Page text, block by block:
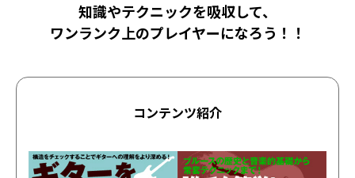
知識やテクニックを吸収して、
ワンランク上のプレイヤーになろう！！
コンテンツ紹介